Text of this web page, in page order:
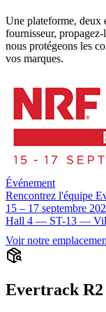
Une plateforme, deux
fournisseur,
nous protégeons les
vos marques.
Événement
Rencontrez l'équipe
15 – 17 septembre
Hall 4 — ST-13 —
Voir notre
Evertrack